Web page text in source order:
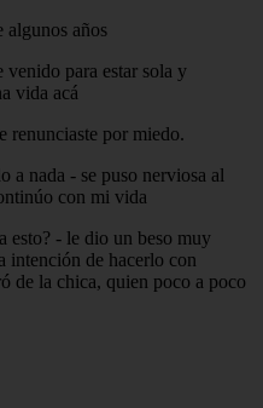
algunos años
para estar sola y
vida acá
renunciaste por miedo.
a nada - se puso nerviosa al
con mi vida
esto? - le dio un beso muy
intención de hacerlo con
de la chica, quien poco a poco